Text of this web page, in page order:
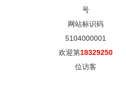
号
网站标识码
5104000001
欢迎第18329250
位访客